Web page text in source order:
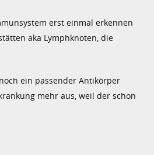
erst einmal erkennen
aka Lymphknoten, die
ein passender Antikörper
mehr aus, weil der schon